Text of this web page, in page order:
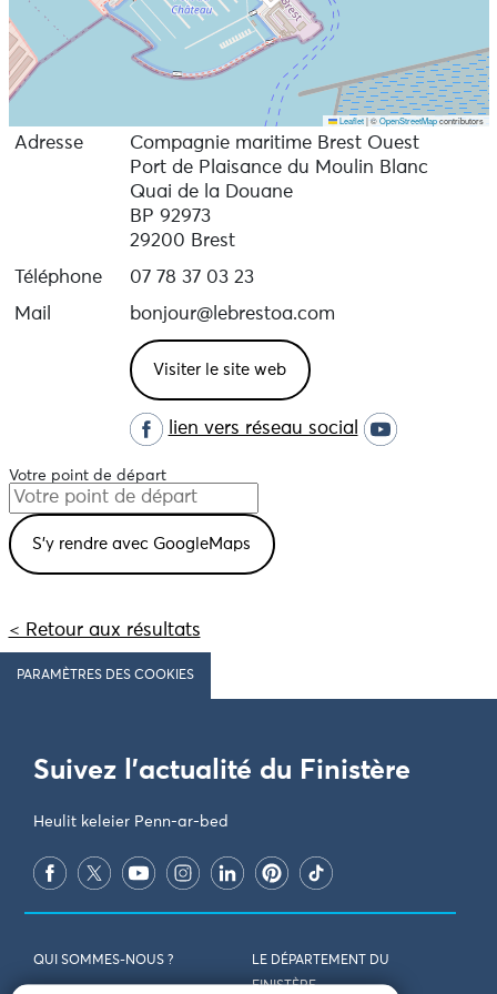
Leaflet |©OpenStreetMapcontributors
Adresse
Compagnie maritime Brest Ouest
Port de Plaisance du Moulin Blanc
Quai de la Douane
BP 92973
29200 Brest
Téléphone
07 78 37 03 23
Mail
bonjour@lebrestoa.com
Visiter le site web
lien vers réseau social
Votre point de départ
< Retour aux résultats
PARAMÈTRES DES COOKIES
Suivez l'actualité du Finistère
Heulit keleier Penn-ar-bed
QUI SOMMES-NOUS ?
LE DÉPARTEMENT DU
FINISTÈRE